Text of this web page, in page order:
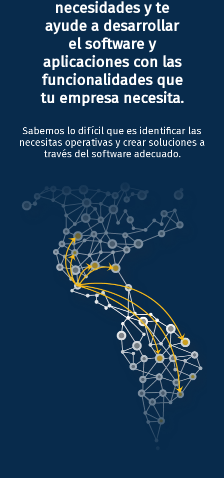
necesidades y te
ayude a desarrollar
el software y
aplicaciones con las
funcionalidades que
tu empresa necesita.
Sabemos lo difícil que es identificar las
necesitas operativas y crear soluciones a
través del software adecuado.